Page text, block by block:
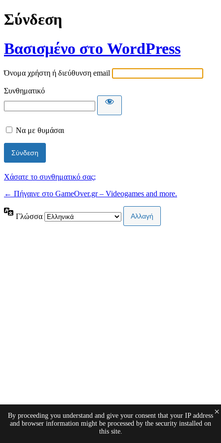
Σύνδεση
Βασισμένο στο WordPress
Όνομα χρήστη ή διεύθυνση email
Συνθηματικό
Να με θυμάσαι
Χάσατε το συνθηματικό σας;
← Πήγαινε στο GameOver.gr – Videogames and more.
Γλώσσα
By proceeding you understand and give your consent that your IP address
and browser information might be processed by the security installed on
this site.
×